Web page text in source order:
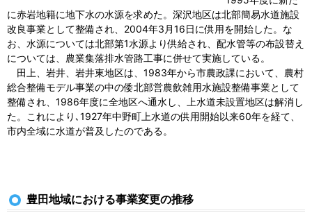
に赤岩地籍に地下水の水源を求めた。深沢地区は北部簡易水道施設
改良事業として整備され、2004年3月16日に供用を開始した。な
お、水源については北部第1水源より供給され、配水管等の布設替え
については、農業集落排水管路工事に併せて実施している。
田上、岩井、岩井東地区は、1983年から市農政課において、農村
総合整備モデル事業の中の倭北部営農飲雑用水施設整備事業として
整備され、1986年度に全地区へ通水し、上水道未設置地区は解消し
た。これにより､1927年中野町上水道の供用開始以来60年を経て、
市内全域に水道が普及したのである。
豊田地域における事業変更の推移